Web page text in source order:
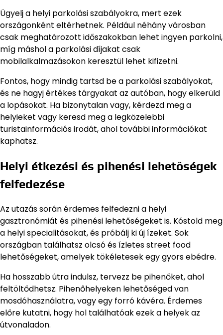
Ügyelj a helyi parkolási szabályokra, mert ezek
országonként eltérhetnek. Például néhány városban
csak meghatározott időszakokban lehet ingyen parkolni,
míg máshol a parkolási díjakat csak
mobilalkalmazásokon keresztül lehet kifizetni.
Fontos, hogy mindig tartsd be a parkolási szabályokat,
és ne hagyj értékes tárgyakat az autóban, hogy elkerüld
a lopásokat. Ha bizonytalan vagy, kérdezd meg a
helyieket vagy keresd meg a legközelebbi
turistainformációs irodát, ahol további információkat
kaphatsz.
Helyi étkezési és pihenési lehetőségek
felfedezése
Az utazás során érdemes felfedezni a helyi
gasztronómiát és pihenési lehetőségeket is. Kóstold meg
a helyi specialitásokat, és próbálj ki új ízeket. Sok
országban találhatsz olcsó és ízletes street food
lehetőségeket, amelyek tökéletesek egy gyors ebédre.
Ha hosszabb útra indulsz, tervezz be pihenőket, ahol
feltöltődhetsz. Pihenőhelyeken lehetőséged van
mosdóhasználatra, vagy egy forró kávéra. Érdemes
előre kutatni, hogy hol találhatóak ezek a helyek az
útvonaladon.